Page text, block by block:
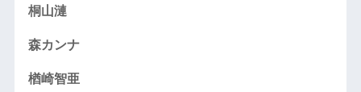
桐山漣
森カンナ
楢崎智亜